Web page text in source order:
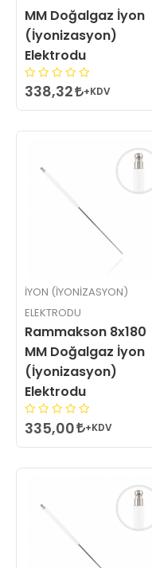
MM Doğalgaz İyon
(İyonizasyon)
Elektrodu
338,32 +KDV
İYON (İYONIZASYON)
ELEKTRODU
Rammakson 8x180
MM Doğalgaz İyon
(İyonizasyon)
Elektrodu
335,00 +KDV